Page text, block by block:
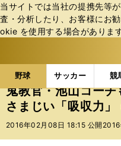
当サイトでは当社の提携先等
査・分析したり、お客様にお
okie を使⽤する場合がありま
野球 サッカー 競
b
ス
ポ
ル
野球の記事一覧
鬼教官・池山コー
さまじい「吸収力
2016年02月08日 18:15 公開